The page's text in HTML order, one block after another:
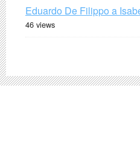
Eduardo De Filippo a
46 views